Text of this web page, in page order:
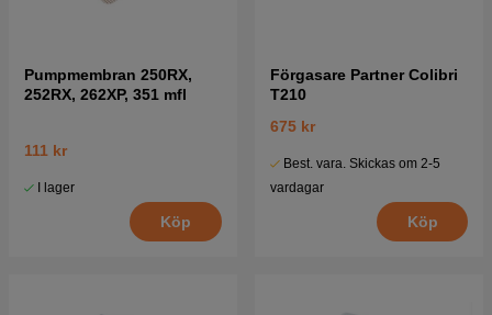
Pumpmembran 250RX,
252RX, 262XP, 351 mfl
111 kr
I lager
Köp
Förgasare Partner Colibri
T210
675 kr
Best. vara. Skickas om 2-5
vardagar
Köp